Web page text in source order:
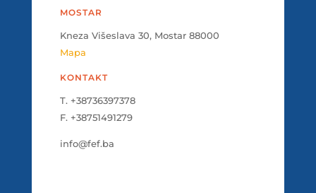
MOSTAR
Kneza Višeslava 30, Mostar 88000
Mapa
KONTAKT
T. +38736397378
F. +38751491279
info@fef.ba